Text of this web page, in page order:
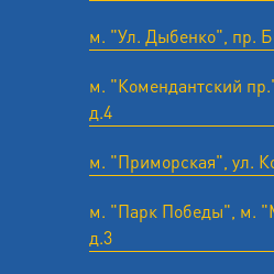
м. "Ул. Дыбенко", пр.
м. "Комендантский
д.4
м. "Приморская", ул.
м. "Парк Победы", м.
д.3